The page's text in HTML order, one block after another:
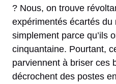
? Nous, on trouve
expérimentés écartés du
simplement parce qu’ils
cinquantaine. Pourtant,
parviennent à briser ces
décrochent des postes